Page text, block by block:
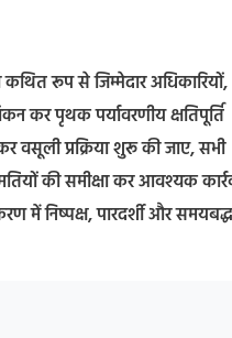
रूप से जिम्मेदार अधिकारियों,
कर पृथक पर्यावरणीय क्षतिपूर्ति
वसूली प्रक्रिया शुरू की जाए, सभी
की समीक्षा कर आवश्यक
में निष्पक्ष, पारदर्शी और समयबद्ध